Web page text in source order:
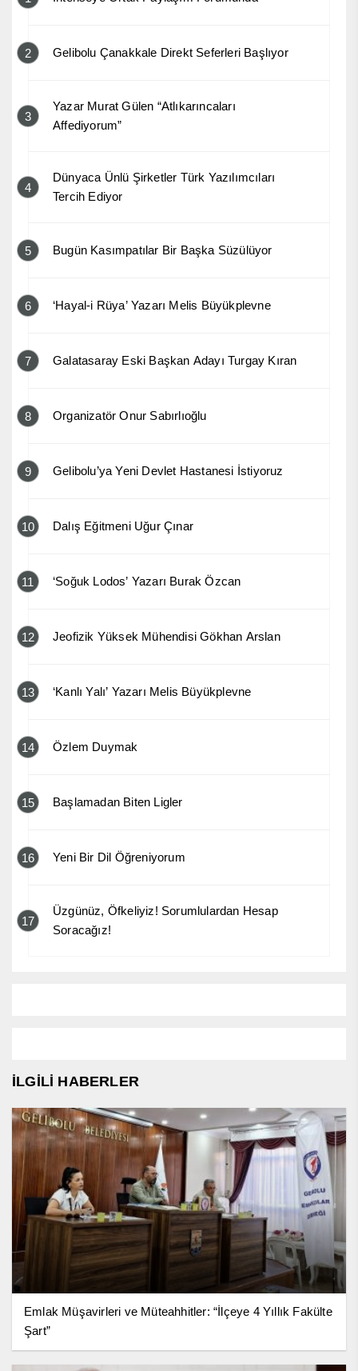
2 Gelibolu Çanakkale Direkt Seferleri Başlıyor
3
Yazar Murat Gülen “Atlıkarıncaları
Affediyorum”
4
Dünyaca Ünlü Şirketler Türk Yazılımcıları
Tercih Ediyor
5 Bugün Kasımpatılar Bir Başka Süzülüyor
6 ‘Hayal-i Rüya’ Yazarı Melis Büyükplevne
7 Galatasaray Eski Başkan Adayı Turgay Kıran
8 Organizatör Onur Sabırlıoğlu
9 Gelibolu’ya Yeni Devlet Hastanesi İstiyoruz
10 Dalış Eğitmeni Uğur Çınar
11 ‘Soğuk Lodos’ Yazarı Burak Özcan
12 Jeofizik Yüksek Mühendisi Gökhan Arslan
13 ‘Kanlı Yalı’ Yazarı Melis Büyükplevne
14 Özlem Duymak
15 Başlamadan Biten Ligler
16 Yeni Bir Dil Öğreniyorum
17
Üzgünüz, Öfkeliyiz! Sorumlulardan Hesap
Soracağız!
İLGİLİ HABERLER
Emlak Müşavirleri ve Müteahhitler: “İlçeye 4 Yıllık Fakülte
Şart”